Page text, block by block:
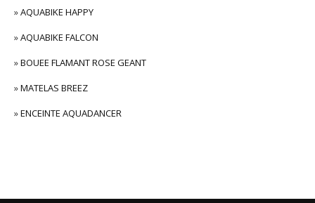
»AQUABIKE HAPPY
»AQUABIKE FALCON
»BOUEE FLAMANT ROSE GEANT
»MATELAS BREEZ
»ENCEINTE AQUADANCER